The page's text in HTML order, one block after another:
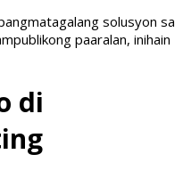
solusyon sa
paaralan, inihain
di